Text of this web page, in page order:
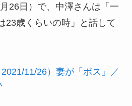
26日）で、中澤さんは「一
23歳くらいの時」と話して
11/26）妻が「ボス」／